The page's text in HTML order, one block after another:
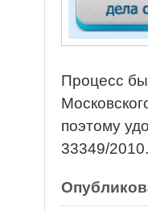
Процесс
поэтому
33349/2010.